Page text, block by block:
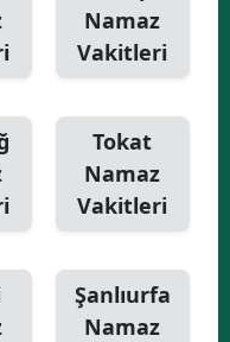
Namaz
Vakitleri
Tokat
Namaz
Vakitleri
Şanlıurfa
Namaz